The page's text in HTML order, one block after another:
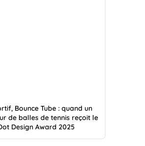
Bounce Tube : quand un
de balles de tennis reçoit le
Design Award 2025